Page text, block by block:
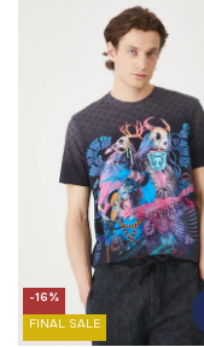
-16%
FINAL SALE